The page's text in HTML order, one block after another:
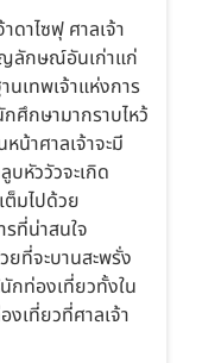
ดาไซฟุ ศาลเจ้า
ลักษณ์อันเก่าแก่
นเทพเจ้าแห่งการ
ศึกษามากราบไหว้
น้าศาลเจ้าจะมี
บหัววัวจะเกิด
มไปด้วย
ที่น่าสนใจ
ที่จะบานสะพรั่ง
กท่องเที่ยวทั้งใน
งเที่ยวที่ศาลเจ้า